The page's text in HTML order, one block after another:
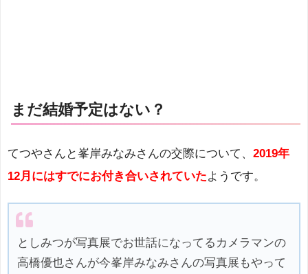
まだ結婚予定はない？
てつやさんと峯岸みなみさんの交際について、 2019年
12月にはすでにお付き合いされていたようです。
としみつが写真展でお世話になってるカメラマンの
高橋優也さんが今峯岸みなみさんの写真展もやって